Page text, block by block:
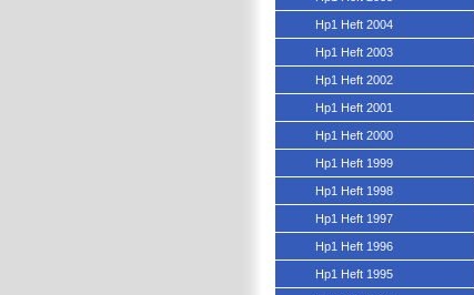
Hp1 Heft 2004
Hp1 Heft 2003
Hp1 Heft 2002
Hp1 Heft 2001
Hp1 Heft 2000
Hp1 Heft 1999
Hp1 Heft 1998
Hp1 Heft 1997
Hp1 Heft 1996
Hp1 Heft 1995